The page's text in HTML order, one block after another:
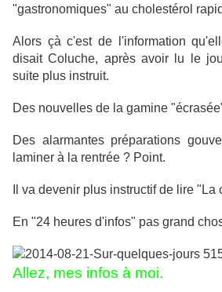
"gastronomiques" au cholestérol
Alors çà c'est de l'information
disait Coluche, après avoir lu le
suite plus instruit.
Des nouvelles de la gamine
Des alarmantes préparations
laminer à la rentrée ? Point.
Il va devenir plus instructif de lire "La
En "24 heures d'infos" pas grand
Allez, mes infos à moi.